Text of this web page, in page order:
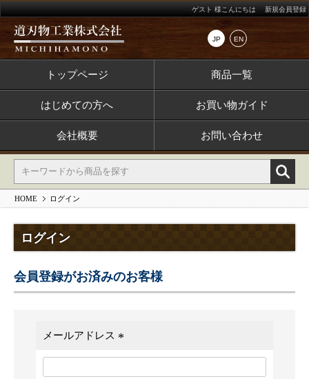
JP EN
ゲスト 様こんにちは 新規会員登録
トップページ 商品一覧
はじめての方へ お買い物ガイド
会社概要 お問い合わせ
HOME ログイン
ログイン
会員登録がお済みのお客様
メールアドレス
(